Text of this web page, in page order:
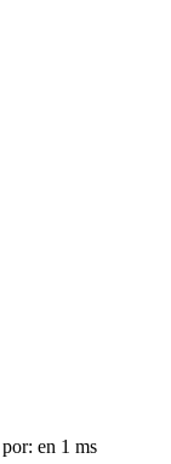
en 1 ms